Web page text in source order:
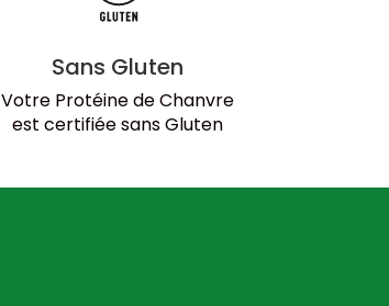
Sans Gluten
Votre Protéine de Chanvre
est certifiée sans Gluten